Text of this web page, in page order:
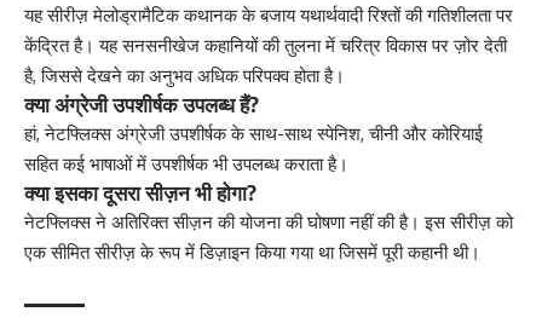
यह सीरीज़ मेलोड्रामैटिक कथानक के बजाय यथार्थवादी रिश्तों की गतिशीलता पर
केंद्रित है। यह सनसनीखेज कहानियों की तुलना में चरित्र विकास पर ज़ोर देती
है, जिससे देखने का अनुभव अधिक परिपक्व होता है।
क्या अंग्रेजी उपशीर्षक उपलब्ध हैं?
हां, नेटफ्लिक्स अंग्रेजी उपशीर्षक के साथ-साथ स्पेनिश, चीनी और कोरियाई
सहित कई भाषाओं में उपशीर्षक भी उपलब्ध कराता है।
क्या इसका दूसरा सीज़न भी होगा?
नेटफ्लिक्स ने अतिरिक्त सीज़न की योजना की घोषणा नहीं की है। इस सीरीज़ को
एक सीमित सीरीज़ के रूप में डिज़ाइन किया गया था जिसमें पूरी कहानी थी।